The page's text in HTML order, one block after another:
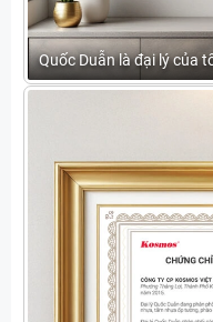
Quốc Duẫn là đại lý của